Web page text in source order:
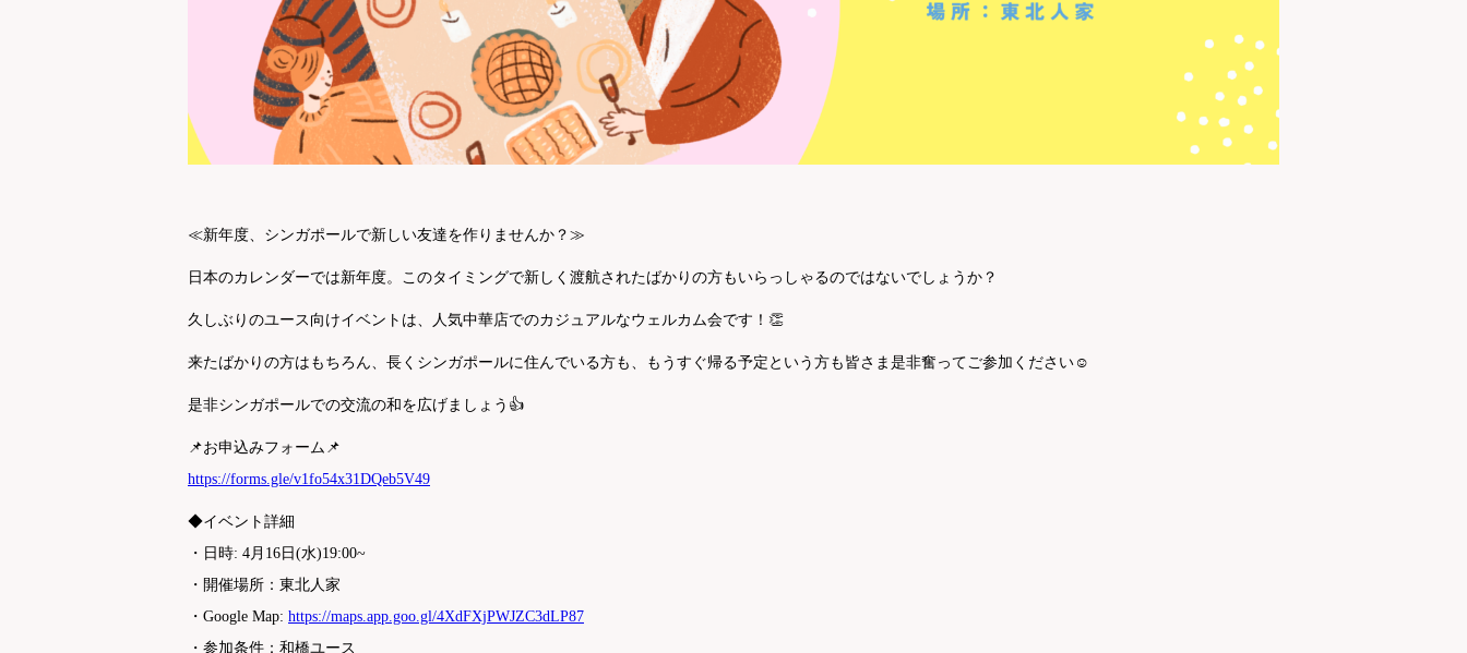
≪新年度、シンガポールで新しい友達を作りませんか？≫
日本のカレンダーでは新年度。このタイミングで新しく渡航されたばかりの方もいらっしゃるのではないでしょうか？
久しぶりのユース向けイベントは、人気中華店でのカジュアルなウェルカム会です！👏
来たばかりの方はもちろん、長くシンガポールに住んでいる方も、もうすぐ帰る予定という方も皆さま是非奮ってご参加ください☺️
是非シンガポールでの交流の和を広げましょう👍
📌お申込みフォーム📌
https://forms.gle/v1fo54x31DQeb5V49
◆イベント詳細
・日時: 4月16日(水)19:00~
・開催場所：東北人家
・Google Map: https://maps.app.goo.gl/4XdFXjPWJZC3dLP87
・参加条件：和橋ユース